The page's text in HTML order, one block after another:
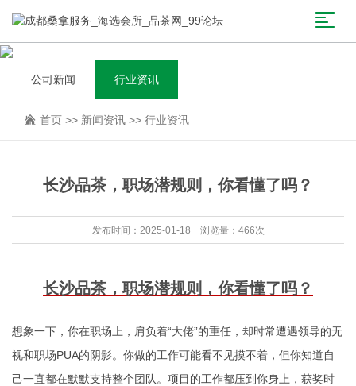
公司新闻 行业资讯
首页 >> 新闻资讯 >> 行业资讯
长沙品茶，职场潜规则，你看懂了吗？
发布时间：2025-01-18 浏览量：466次
长沙品茶，职场潜规则，你看懂了吗？
想象一下，你在职场上，肩负着“大佬”的重任，却时常遭遇领导的无
视和职场PUA的阴影。你做的工作可能看不见摸不着，但你知道自
己一直都在默默支持整个团队。项目的工作都压到你身上，获奖时